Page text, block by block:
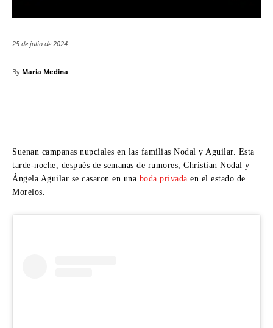
25 de julio de 2024
By Maria Medina
Suenan campanas nupciales en las familias Nodal y Aguilar. Esta
tarde-noche, después de semanas de rumores, Christian Nodal y
Ángela Aguilar se casaron en una boda privada en el estado de
Morelos.